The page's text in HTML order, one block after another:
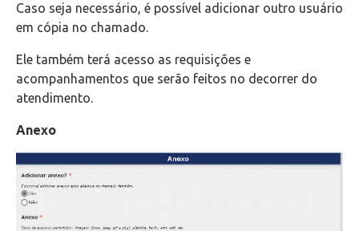
Caso seja necessário, é possível adicionar outro usuário
em cópia no chamado.
Ele também terá acesso as requisições e
acompanhamentos que serão feitos no decorrer do
atendimento.
Anexo